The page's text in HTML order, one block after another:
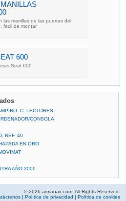
manillas de las puertas del
facil de montar
600
Seat 600
C. LECTORES
CONSOLA
REF. 40
EN ORO
AÑO 2000
© 2026 armanax.com. All Rights Reserved.
Política de privacidad Política de cookies